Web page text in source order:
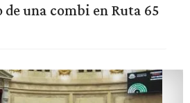
una combi en Ruta 65